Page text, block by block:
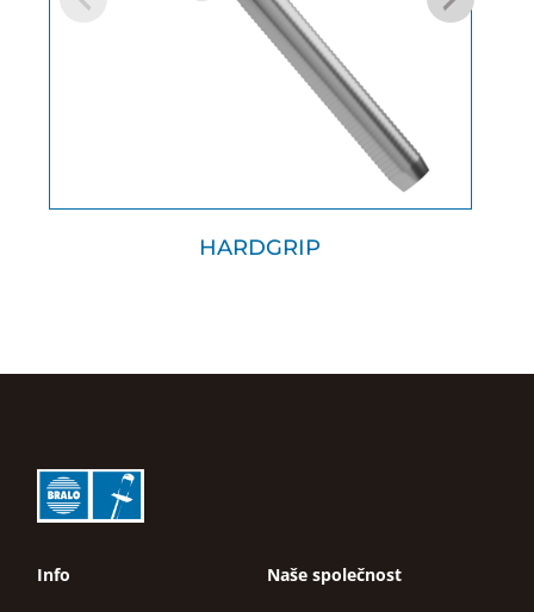
HARDGRIP
Info Naše společnost